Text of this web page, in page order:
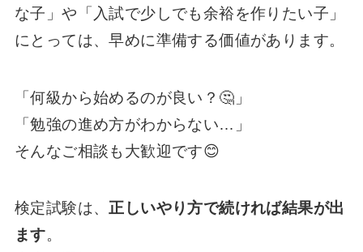
な子」や「入試で少しでも余裕を作りたい子」
にとっては、早めに準備する価値があります。
「何級から始めるのが良い？🤔」
「勉強の進め方がわからない…」
そんなご相談も大歓迎です😊
検定試験は、正しいやり方で続ければ結果が出
ます。